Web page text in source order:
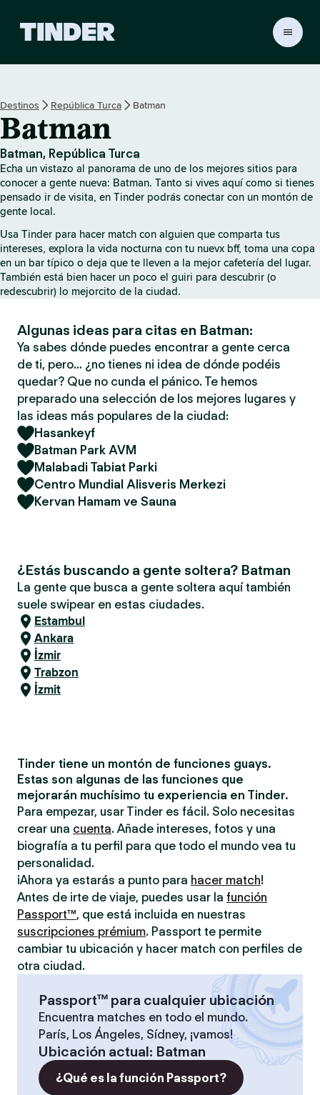
r
i
c
i
o
Destinos República Turca Batman
Batman
Batman, República Turca
Echa un vistazo al panorama de uno de los mejores sitios para
conocer a gente nueva: Batman. Tanto si vives aquí como si tienes
pensado ir de visita, en Tinder podrás conectar con un montón de
gente local.
Usa Tinder para hacer match con alguien que comparta tus
intereses, explora la vida nocturna con tu nuevx bff, toma una copa
en un bar típico o deja que te lleven a la mejor cafetería del lugar.
También está bien hacer un poco el guiri para descubrir (o
redescubrir) lo mejorcito de la ciudad.
Algunas ideas para citas en Batman:
Ya sabes dónde puedes encontrar a gente cerca
de ti, pero… ¿no tienes ni idea de dónde podéis
quedar? Que no cunda el pánico. Te hemos
preparado una selección de los mejores lugares y
las ideas más populares de la ciudad:
Hasankeyf
Batman Park AVM
Malabadi Tabiat Parki
Centro Mundial Alisveris Merkezi
Kervan Hamam ve Sauna
¿Estás buscando a gente soltera? Batman
La gente que busca a gente soltera aquí también
suele swipear en estas ciudades.
Estambul
Ankara
İzmir
Trabzon
İzmit
Tinder tiene un montón de funciones guays.
Estas son algunas de las funciones que
mejorarán muchísimo tu experiencia en Tinder.
Para empezar, usar Tinder es fácil. Solo necesitas
crear una cuenta. Añade intereses, fotos y una
biografía a tu perfil para que todo el mundo vea tu
personalidad.
¡Ahora ya estarás a punto para hacer match!
Antes de irte de viaje, puedes usar la función
Passport™, que está incluida en nuestras
suscripciones prémium. Passport te permite
cambiar tu ubicación y hacer match con perfiles de
otra ciudad.
Passport™ para cualquier ubicación
Encuentra matches en todo el mundo.
París, Los Ángeles, Sídney, ¡vamos!
Ubicación actual: Batman
¿Qué es la función Passport?